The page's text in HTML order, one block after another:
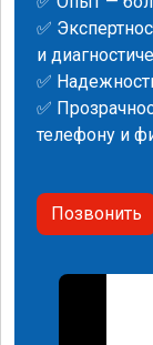
✅
и
✅
✅
телефону и
Позвонить